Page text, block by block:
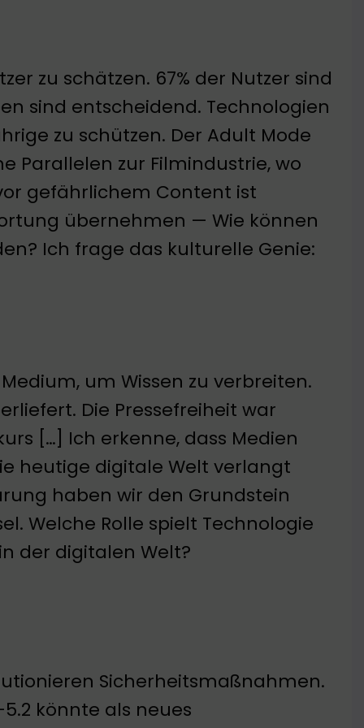
zu schätzen. 67% der Nutzer sind
sind entscheidend. Technologien
zu schützen. Der Adult Mode
Parallelen zur Filmindustrie, wo
gefährlichem Content ist
übernehmen — Wie können
Ich frage das kulturelle Genie:
um Wissen zu verbreiten.
Die Pressefreiheit war
[…] Ich erkenne, dass Medien
heutige digitale Welt verlangt
haben wir den Grundstein
Welche Rolle spielt Technologie
der digitalen Welt?
Sicherheitsmaßnahmen.
könnte als neues